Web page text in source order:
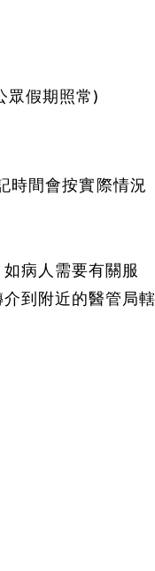
眾假期照常)
時間會按實際情況
病人需要有關服
到附近的醫管局